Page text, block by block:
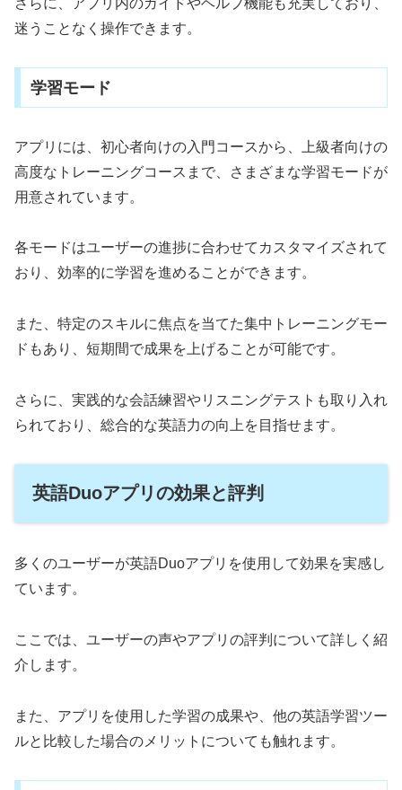
さらに、アプリ内のガイドやヘルプ機能も充実しており、
迷うことなく操作できます。
学習モード
アプリには、初心者向けの入門コースから、上級者向けの
高度なトレーニングコースまで、さまざまな学習モードが
用意されています。
各モードはユーザーの進捗に合わせてカスタマイズされて
おり、効率的に学習を進めることができます。
また、特定のスキルに焦点を当てた集中トレーニングモー
ドもあり、短期間で成果を上げることが可能です。
さらに、実践的な会話練習やリスニングテストも取り入れ
られており、総合的な英語力の向上を目指せます。
英語Duoアプリの効果と評判
多くのユーザーが英語Duoアプリを使用して効果を実感し
ています。
ここでは、ユーザーの声やアプリの評判について詳しく紹
介します。
また、アプリを使用した学習の成果や、他の英語学習ツー
ルと比較した場合のメリットについても触れます。